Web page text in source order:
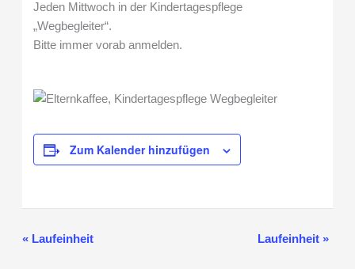
Jeden Mittwoch in der Kindertagespflege
„Wegbegleiter“.
Bitte immer vorab anmelden.
Zum Kalender hinzufügen
Veranstaltung-
«Laufeinheit Laufeinheit»